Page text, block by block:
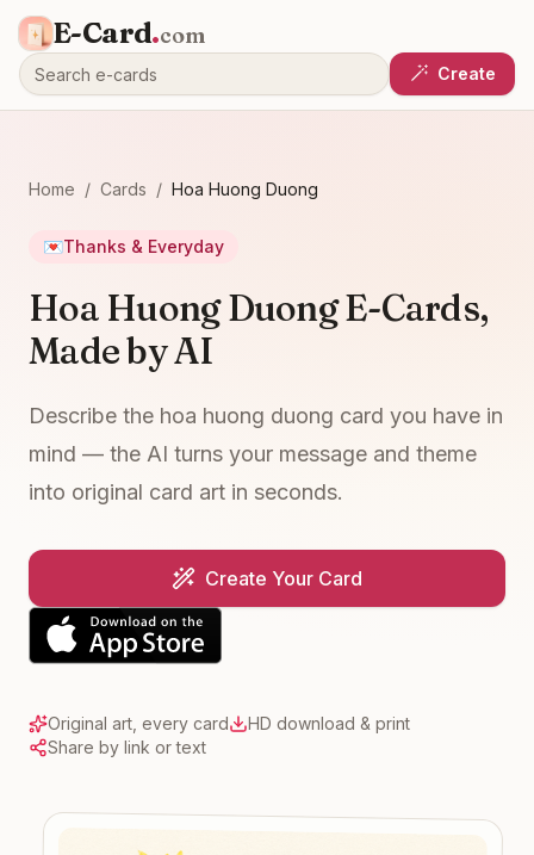
E-Card.com
Create
Home / Cards / Hoa Huong Duong
💌Thanks & Everyday
Hoa Huong Duong E-Cards,
Made by AI
Describe the hoa huong duong card you have in
mind — the AI turns your message and theme
into original card art in seconds.
Create Your Card
Original art, every card
HD download & print
Share by link or text